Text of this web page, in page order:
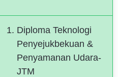
Diploma Teknologi
Penyejukbekuan &
Penyamanan Udara-
JTM